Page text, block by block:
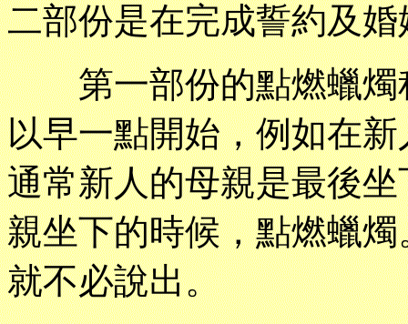
二部份是在完成誓約及
第一部份的點燃蠟燭
以早一點開始，例如在
通常新人的母親是最後
親坐下的時候，點燃蠟
就不必說出。